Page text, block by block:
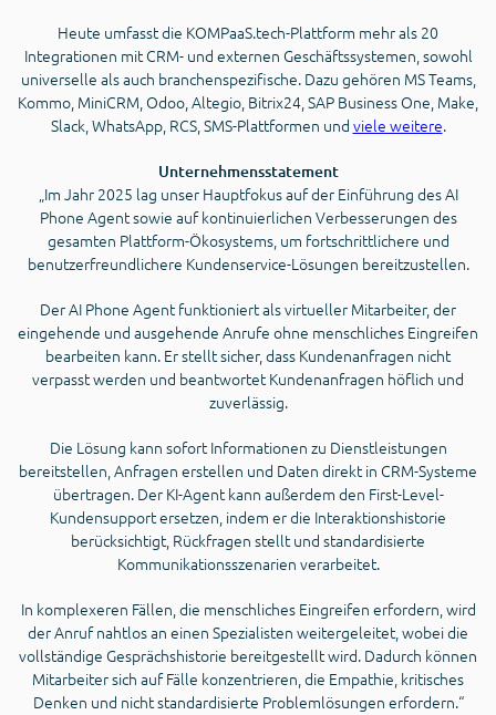
Heute umfasst die KOMPaaS.tech-Plattform mehr als 20
Integrationen mit CRM- und externen Geschäftssystemen, sowohl
universelle als auch branchenspezifische. Dazu gehören MS Teams,
Kommo, MiniCRM, Odoo, Altegio, Bitrix24, SAP Business One, Make,
Slack, WhatsApp, RCS, SMS-Plattformen und viele weitere.
Unternehmensstatement
„Im Jahr 2025 lag unser Hauptfokus auf der Einführung des AI
Phone Agent sowie auf kontinuierlichen Verbesserungen des
gesamten Plattform-Ökosystems, um fortschrittlichere und
benutzerfreundlichere Kundenservice-Lösungen bereitzustellen.
Der AI Phone Agent funktioniert als virtueller Mitarbeiter, der
eingehende und ausgehende Anrufe ohne menschliches Eingreifen
bearbeiten kann. Er stellt sicher, dass Kundenanfragen nicht
verpasst werden und beantwortet Kundenanfragen höflich und
zuverlässig.
Die Lösung kann sofort Informationen zu Dienstleistungen
bereitstellen, Anfragen erstellen und Daten direkt in CRM-Systeme
übertragen. Der KI-Agent kann außerdem den First-Level-
Kundensupport ersetzen, indem er die Interaktionshistorie
berücksichtigt, Rückfragen stellt und standardisierte
Kommunikationsszenarien verarbeitet.
In komplexeren Fällen, die menschliches Eingreifen erfordern, wird
der Anruf nahtlos an einen Spezialisten weitergeleitet, wobei die
vollständige Gesprächshistorie bereitgestellt wird. Dadurch können
Mitarbeiter sich auf Fälle konzentrieren, die Empathie, kritisches
Denken und nicht standardisierte Problemlösungen erfordern.“